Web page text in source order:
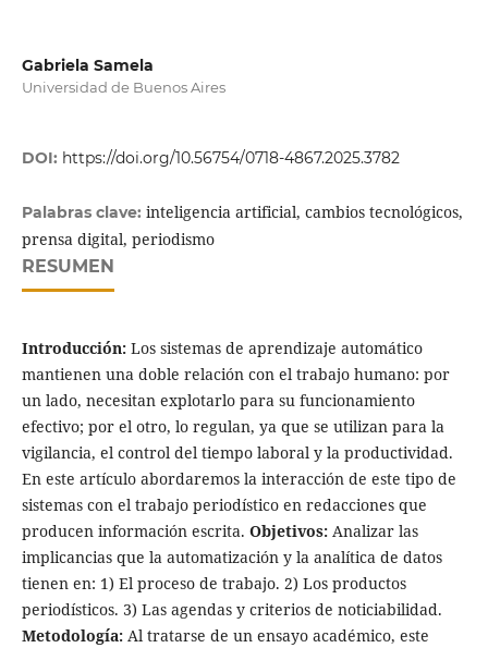
Gabriela Samela
Universidad de Buenos Aires
DOI: https://doi.org/10.56754/0718-4867.2025.3782
Palabras clave: inteligencia artificial, cambios tecnológicos,
prensa digital, periodismo
RESUMEN
Introducción:Los sistemas de aprendizaje automático
mantienen una doble relación con el trabajo humano: por
un lado, necesitan explotarlo para su funcionamiento
efectivo; por el otro, lo regulan, ya que se utilizan para la
vigilancia, el control del tiempo laboral y la productividad.
En este artículo abordaremos la interacción de este tipo de
sistemas con el trabajo periodístico en redacciones que
producen información escrita. Objetivos:Analizar las
implicancias que la automatización y la analítica de datos
tienen en: 1) El proceso de trabajo. 2) Los productos
periodísticos. 3) Las agendas y criterios de noticiabilidad.
Metodología:Al tratarse de un ensayo académico, este